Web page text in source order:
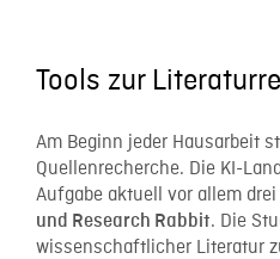
Tools zur
Am Beginn jeder Hausarbeit
Quellenrecherche. Die KI-
Aufgabe aktuell vor allem drei
und Research Rabbit. Die
wissenschaftlicher Literatur